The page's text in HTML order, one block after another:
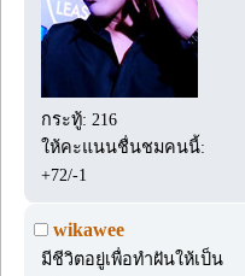
กระทู้: 216
ให้คะแนนชื่นชมคนนี้:
+72/-1
wikawee
มีชีวิตอยู่เพื่อทำฝันให้เป็น